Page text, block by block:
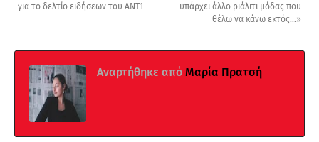
υπάρχει άλλο ριάλιτι μόδας που
θέλω να κάνω εκτός...»
για το δελτίο ειδήσεων του ΑΝΤ1
Αναρτήθηκε από Μαρία Πρατσή